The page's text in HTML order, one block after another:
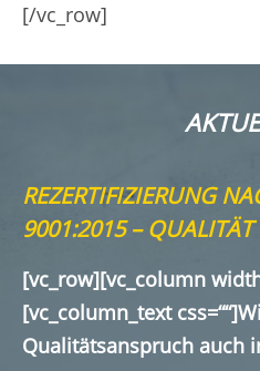
[/vc_row]
REZERTIFIZIERUNG
9001:2015 –
[vc_row][vc_column
[vc_column_text
Qualitätsanspruch auch